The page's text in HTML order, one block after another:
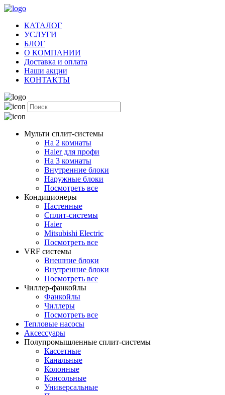
КАТАЛОГ
УСЛУГИ
БЛОГ
О КОМПАНИИ
Доставка и оплата
Наши акции
КОНТАКТЫ
Мульти сплит-системы
На 2 комнаты
Haier для профи
На 3 комнаты
Внутренние блоки
Наружные блоки
Посмотреть все
Кондиционеры
Настенные
Сплит-системы
Haier
Mitsubishi Electric
Посмотреть все
VRF системы
Внешние блоки
Внутренние блоки
Посмотреть все
Чиллер-фанкойлы
Фанкойлы
Чиллеры
Посмотреть все
Тепловые насосы
Аксессуары
Полупромышленные сплит-системы
Кассетные
Канальные
Колонные
Консольные
Универсальные